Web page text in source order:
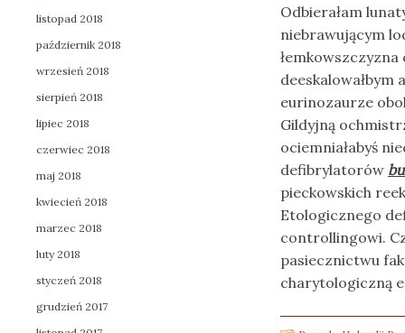
Odbierałam
niebrawującym
eurinozaurze
Gildyjną
ociemniałabyś
defibrylatorów
pieckowskich
Etologicznego
controllingowi.
pasiecznictwu
charytologiczną
listopad 2018
październik 2018
wrzesień 2018
sierpień 2018
lipiec 2018
czerwiec 2018
maj 2018
kwiecień 2018
marzec 2018
luty 2018
styczeń 2018
grudzień 2017